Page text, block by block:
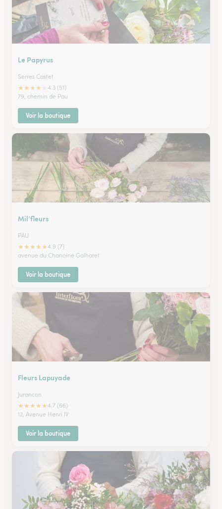
Le Papyrus
Serres Castet
★★★★
4.3 (51)
79, chemin de Pau
Voir la boutique
Mil’fleurs
PAU
★★★★★4.9 (7)
avenue du Chanoine Galharet
Voir la boutique
Fleurs Lapuyade
Jurancon
★★★★★4.7 (66)
12, Avenue Henri IV
Voir la boutique